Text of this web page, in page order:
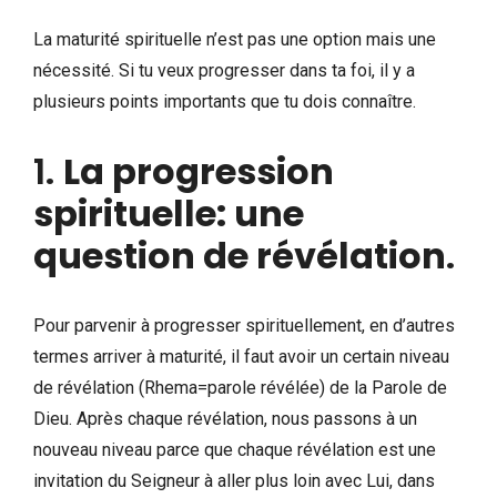
La maturité spirituelle n’est pas une option mais une
nécessité. Si tu veux progresser dans ta foi, il y a
plusieurs points importants que tu dois connaître.
1. La progression
spirituelle: une
question de révélation.
Pour parvenir à progresser spirituellement, en d’autres
termes arriver à maturité, il faut avoir un certain niveau
de révélation (Rhema=parole révélée) de la Parole de
Dieu. Après chaque révélation, nous passons à un
nouveau niveau parce que chaque révélation est une
invitation du Seigneur à aller plus loin avec Lui, dans